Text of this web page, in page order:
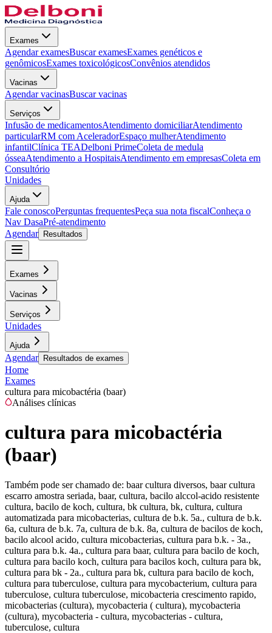
Exames
Agendar examesBuscar examesExames genéticos e
genômicosExames toxicológicosConvênios atendidos
Vacinas
Agendar vacinasBuscar vacinas
Serviços
Infusão de medicamentosAtendimento domiciliarAtendimento
particularRM com AceleradorEspaço mulherAtendimento
infantilClínica TEADelboni PrimeColeta de medula
ósseaAtendimento a HospitaisAtendimento em empresasColeta em
Consultório
Unidades
Ajuda
Fale conoscoPerguntas frequentesPeça sua nota fiscalConheça o
Nav DasaPré-atendimento
Agendar
Resultados
Exames
Vacinas
Serviços
Unidades
Ajuda
Agendar Resultados de exames
Home
Exames
cultura para micobactéria (baar)
Análises clínicas
cultura para micobactéria
(baar)
Também pode ser chamado de: baar cultura diversos, baar cultura
escarro amostra seriada, baar, cultura, bacilo alccol-acido resistente
cultura, bacilo de koch, cultura, bk cultura, bk, cultura, cultura
automatizada para micobacterias, cultura de b.k. 5a., cultura de b.k.
6a, cultura de b.k. 7a, cultura de b.k. 8a, cultura de bacilos de koch,
bacilo alcool acido, cultura micobacterias, cultura para b.k. - 3a.,
cultura para b.k. 4a., cultura para baar, cultura para bacilo de koch,
cultura para bacilo koch, cultura para bacilos koch, cultura para bk,
cultura para bk - 2a., cultura para bk, cultura para bacilo de koch,
cultura para tuberculose, cultura para mycobacterium, cultura para
tuberculose, cultura tuberculose, micobacteria crescimento rapido,
micobacterias (cultura), mycobacteria ( cultura), mycobacteria
(cultura), mycobacteria - cultura, mycobacterias - cultura,
tuberculose, cultura